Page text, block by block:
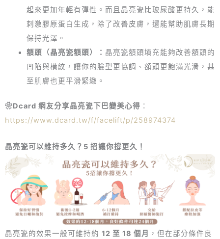
起來更加年輕有彈性。而且晶亮瓷比玻尿酸更持久，能
刺激膠原蛋白生成，除了改善皮膚，還能幫助肌膚長期
保持光澤。
額頭（晶亮瓷額頭）： 晶亮瓷額頭填充能夠改善額頭的
凹陷與橫紋，讓你的臉型更協調、額頭更飽滿光滑，甚
至肌膚也更平滑緊緻。
❀Dcard 網友分享晶亮瓷下巴變美心得 ：
https://www.dcard.tw/f/facelift/p/258974374
晶亮瓷可以維持多久？5 招讓你撐更久！
晶亮瓷的效果一般可維持約 12 至 18 個月
，但在部分條件良